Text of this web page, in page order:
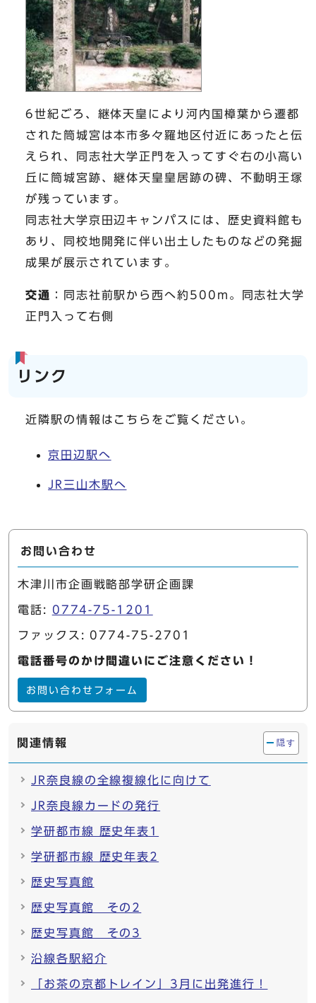
6世紀ごろ、継体天皇により河内国樟葉から遷都
された筒城宮は本市多々羅地区付近にあったと伝
えられ、同志社大学正門を入ってすぐ右の小高い
丘に筒城宮跡、継体天皇皇居跡の碑、不動明王塚
が残っています。
同志社大学京田辺キャンパスには、歴史資料館も
あり、同校地開発に伴い出土したものなどの発掘
成果が展示されています。
交通
：同志社前駅から西へ約500m。同志社大学
正門入って右側
リンク
近隣駅の情報はこちらをご覧ください。
京田辺駅へ
JR三山木駅へ
お問い合わせ
木津川市企画戦略部学研企画課
電話: 0774-75-1201
ファックス: 0774-75-2701
電話番号のかけ間違いにご注意ください！
お問い合わせフォーム
関連情報 隠す
JR奈良線の全線複線化に向けて
JR奈良線カードの発行
学研都市線 歴史年表1
学研都市線 歴史年表2
歴史写真館
歴史写真館 その2
歴史写真館 その3
沿線各駅紹介
「お茶の京都トレイン」3月に出発進行！